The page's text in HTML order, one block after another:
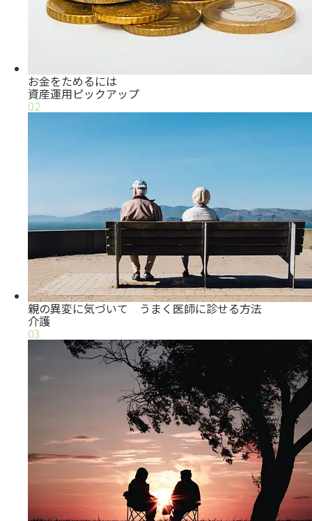
お金をためるには
資産運用ピックアップ
02
親の異変に気づいて うまく医師に診せる方法
介護
03